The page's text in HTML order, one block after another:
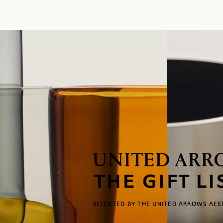
SELECTED BYTHE UNITED ARROWS